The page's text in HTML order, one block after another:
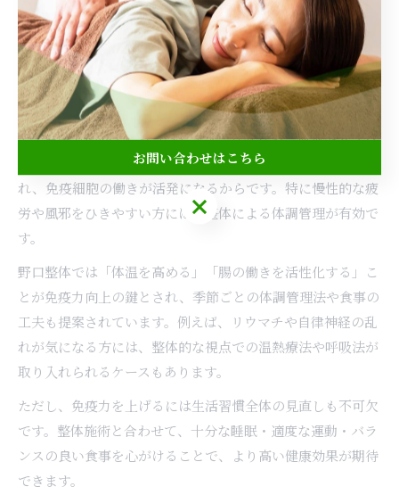
日々の積み重ねが、整体健康法の効果をより高めるポイント
です。
整体健康法がもたらす免疫力向上の秘訣
整体健康法は、身体の歪みや筋肉のバランスを整えること
で、免疫力の向上にも寄与します。なぜなら、血流やリンパ
の流れがスムーズになることで、体内の老廃物排出が促進さ
れ、免疫細胞の働きが活発になるからです。特に慢性的な疲
労や風邪をひきやすい方には、整体による体調管理が有効で
す。
野口整体では「体温を高める」「腸の働きを活性化する」こ
とが免疫力向上の鍵とされ、季節ごとの体調管理法や食事の
工夫も提案されています。例えば、リウマチや自律神経の乱
れが気になる方には、整体的な視点での温熱療法や呼吸法が
取り入れられるケースもあります。
ただし、免疫力を上げるには生活習慣全体の見直しも不可欠
です。整体施術と合わせて、十分な睡眠・適度な運動・バラ
ンスの良い食事を心がけることで、より高い健康効果が期待
できます。
お問い合わせはこちら
お問い合わせはこちら